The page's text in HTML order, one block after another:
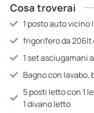
Cosa troverai
1 posto auto vicino
frigorifero da 206lt
1 set asciugamani
Bagno con lavabo,
5 posti letto con 1
1 divano letto